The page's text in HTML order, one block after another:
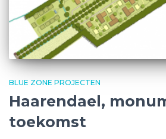
BLUE ZONE PROJECTEN
Haarendael,
toekomst